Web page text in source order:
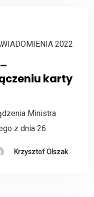
2022
karty
Ministra
z dnia 26
Krzysztof Olszak